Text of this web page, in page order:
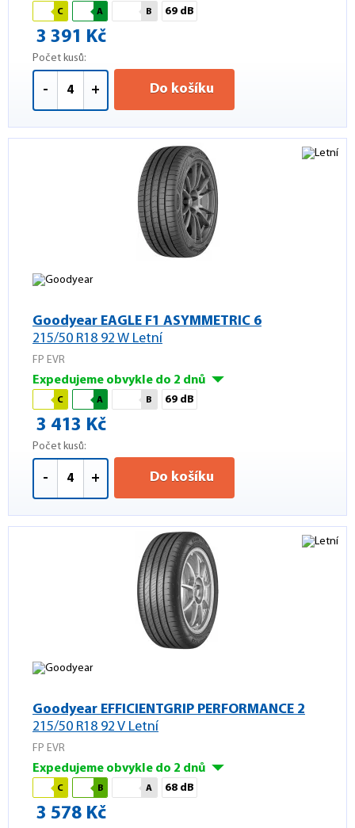
C A B 69 dB
3 391 Kč
Počet kusů:
- + Do košíku
Goodyear EAGLE F1 ASYMMETRIC 6
215/50 R18 92 W Letní
FP EVR
Expedujeme obvykle do 2 dnů
C A B 69 dB
3 413 Kč
Počet kusů:
- + Do košíku
Goodyear EFFICIENTGRIP PERFORMANCE 2
215/50 R18 92 V Letní
FP EVR
Expedujeme obvykle do 2 dnů
C B A 68 dB
3 578 Kč